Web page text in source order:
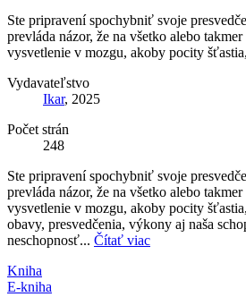
Ste pripravení spochybniť svoje
prevláda názor, že na všetko alebo
vysvetlenie v mozgu, akoby pocity
Vydavateľstvo
Ikar, 2025
Počet strán
248
Ste pripravení spochybniť svoje
prevláda názor, že na všetko alebo
vysvetlenie v mozgu, akoby pocity
obavy, presvedčenia, výkony aj naša
neschopnosť... Čítať viac
Kniha
E-kniha